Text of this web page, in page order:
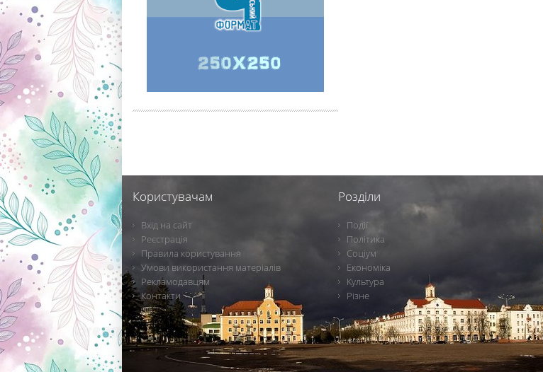
Користувачам
Вхід на сайт
Реєстрація
Правила користування
Умови використання матеріалів
Рекламодавцям
Контакти
Розділи
Події
Політика
Соціум
Економіка
Культура
Різне